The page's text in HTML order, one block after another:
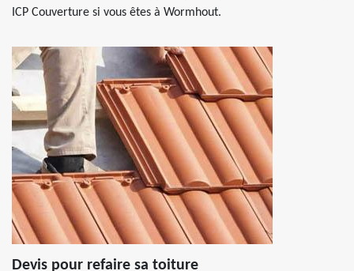
ICP Couverture si vous êtes à Wormhout.
Devis pour refaire sa toiture